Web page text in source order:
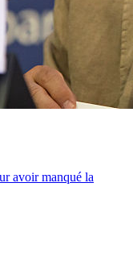
avoir manqué la